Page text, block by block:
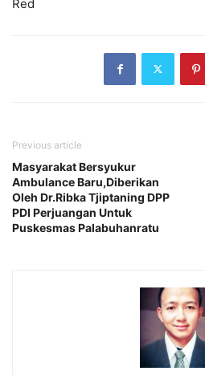
Red
Previous article
Masyarakat Bersyukur
Ambulance Baru,Diberikan
Oleh Dr.Ribka Tjiptaning DPP
PDI Perjuangan Untuk
Puskesmas Palabuhanratu